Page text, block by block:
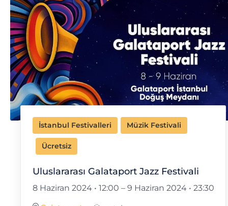
İstanbul Festivalleri Müzik Festivali
Ücretsiz
Uluslararası Galataport Jazz Festivali
8 Haziran 2024 • 12:00 – 9 Haziran 2024 • 23:30